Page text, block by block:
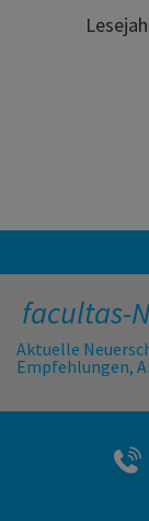
facultas-
Aktuelle
Empfehlungen,